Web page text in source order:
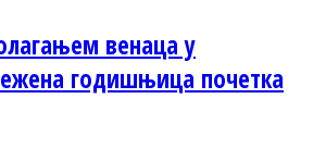
венаца у
годишњица почетка